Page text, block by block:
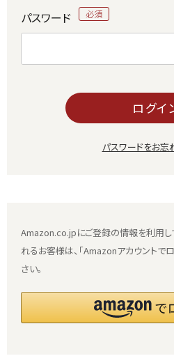
パスワード
ログイ
パスワードをお忘
Amazon.co.jpにご登録の情報を利用
れるお客様は、「Amazonアカウントで
さい。